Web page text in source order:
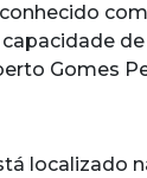
de
Gomes
localizado